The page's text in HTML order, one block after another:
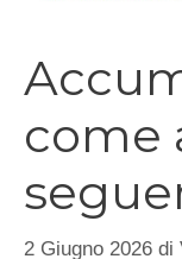
come
2 Giugno 2026 di